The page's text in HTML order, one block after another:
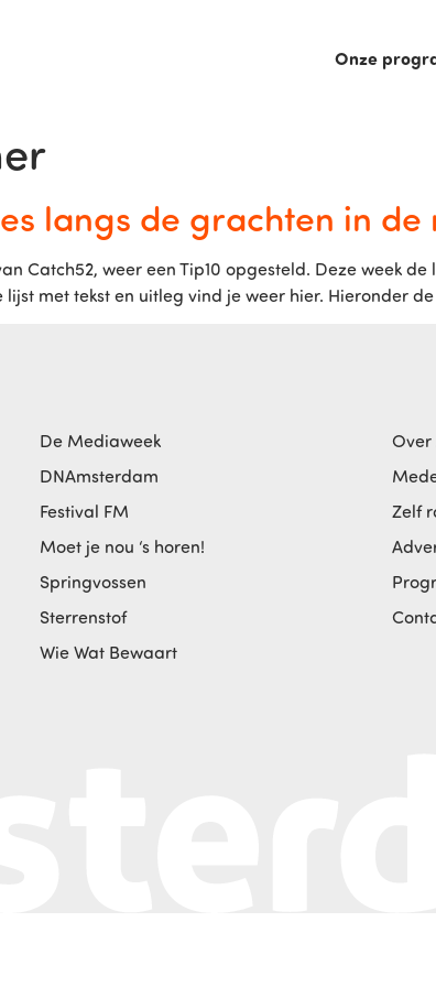
Onze
langs de grachten in
Catch52, weer een Tip10 opgesteld. Deze week
met tekst en uitleg vind je weer hier. Hieronder
De Mediaweek
DNAmsterdam
Festival FM
Moet je nou ‘s horen!
Springvossen
Sterrenstof
Wie Wat Bewaart
Over
Zelf